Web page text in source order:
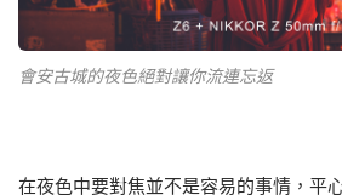
會安古城的夜色絕對讓你流連忘返
在夜色中要對焦並不是容易的事情，平